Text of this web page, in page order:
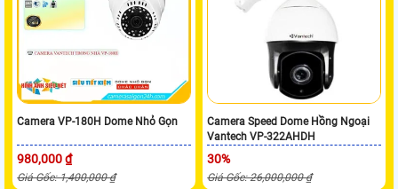
Camera VP-180H Dome Nhỏ Gọn
980,000 ₫
Giá Gốc: 1,400,000 ₫
Camera Speed Dome Hồng Ngoại
Vantech VP-322AHDH
30%
Giá Gốc: 26,000,000 ₫